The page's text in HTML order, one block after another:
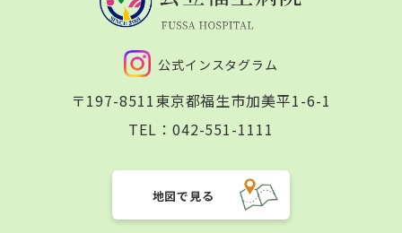
公式インスタグラム
〒197-8511東京都福生市加美平1-6-1
TEL： 042-551-1111
地図で見る